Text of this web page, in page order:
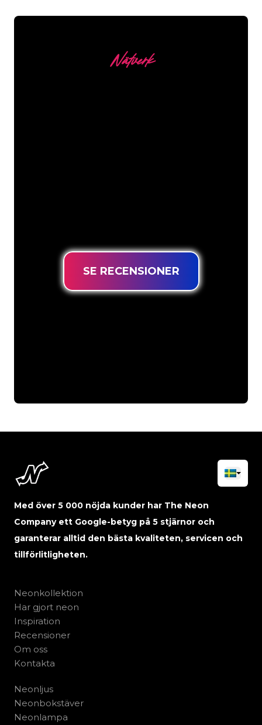
Nätverk
SE RECENSIONER
Med över 5 000 nöjda kunder har The Neon
Company ett Google-betyg på 5 stjärnor och
garanterar alltid den bästa kvaliteten, servicen och
tillförlitligheten.
Neonkollektion
Har gjort neon
Inspiration
Recensioner
Om oss
Kontakta
Neonljus
Neonbokstäver
Neonlampa